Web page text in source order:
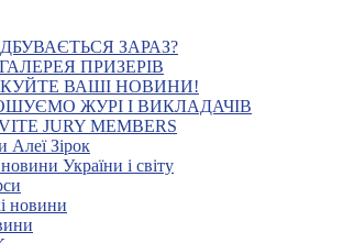
ЗАРАЗ?
ПРИЗЕРІВ
ВАШІ НОВИНИ!
ЖУРІ І ВИКЛАДАЧІВ
JURY MEMBERS
Алеї Зірок
України і світу
новини